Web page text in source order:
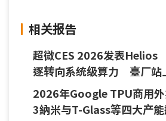
相关报告
超微CES 2026发表
逐转向系统级算力 臺厂站
槛
2026年Google TPU商用
3納米与T-Glass等四大产